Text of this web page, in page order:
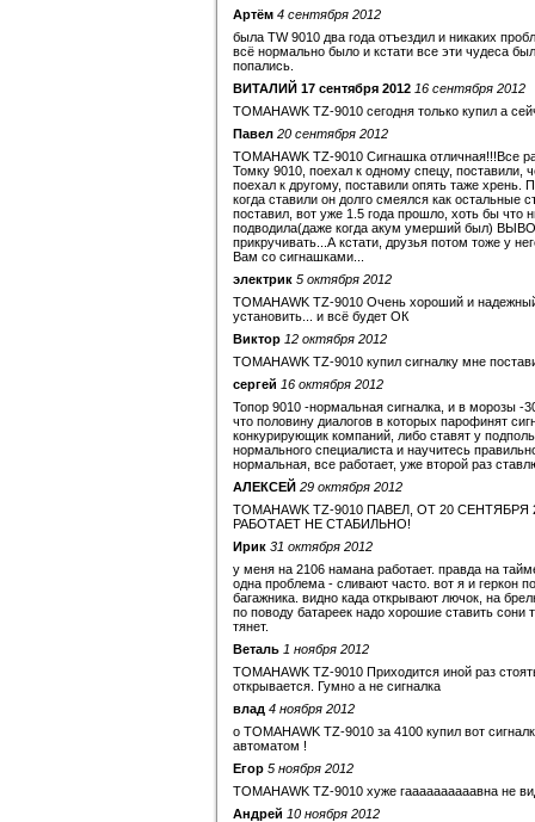
Артём 4 сентября 2012
была TW 9010 два года отъездил и никаких
всё нормально было и кстати все эти чудеса
попались.
ВИТАЛИЙ 17 сентября 2012 16 сентября 2012
TOMAHAWK TZ-9010 сегодня только купил а
Павел 20 сентября 2012
TOMAHAWK TZ-9010 Сигнашка отличная!!!Все
Томку 9010, поехал к одному спецу, поставили,
поехал к другому, поставили опять таже хрень.
когда ставили он долго смеялся как остальные
поставил, вот уже 1.5 года прошло, хоть бы что
подводила(даже когда акум умерший был)
прикручивать...А кстати, друзья потом тоже у
Вам со сигнашками...
электрик 5 октября 2012
TOMAHAWK TZ-9010 Очень хороший и
установить... и всё будет ОК
Виктор 12 октября 2012
TOMAHAWK TZ-9010 купил сигналку мне
сергей 16 октября 2012
Топор 9010 -нормальная сигналка, и в морозы -
что половину диалогов в которых парофинят
конкурирующик компаний, либо ставят у
нормального специалиста и научитесь
нормальная, все работает, уже второй раз
АЛЕКСЕЙ 29 октября 2012
TOMAHAWK TZ-9010 ПАВЕЛ, ОТ 20
РАБОТАЕТ НЕ СТАБИЛЬНО!
Ирик 31 октября 2012
у меня на 2106 намана работает. правда на
одна проблема - сливают часто. вот я и геркон
багажника. видно када открывают лючок, на
по поводу батареек надо хорошие ставить
тянет.
Веталь 1 ноября 2012
TOMAHAWK TZ-9010 Приходится иной раз
открывается. Гумно а не сигналка
влад 4 ноября 2012
о TOMAHAWK TZ-9010 за 4100 купил вот
автоматом !
Егор 5 ноября 2012
TOMAHAWK TZ-9010 хуже гаааааааааавна не
Андрей 10 ноября 2012